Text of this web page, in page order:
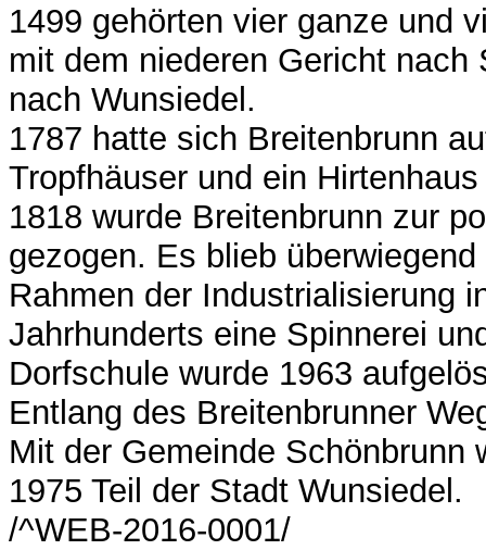
1499 gehörten vier ganze und
mit dem niederen Gericht
nach Wunsiedel.
1787 hatte sich Breitenbrunn
Tropfhäuser und ein
1818 wurde Breitenbrunn zur
gezogen. Es blieb
Rahmen der Industrialisierung
Jahrhunderts eine Spinnerei
Dorfschule wurde 1963
Entlang des Breitenbrunner
Mit der Gemeinde Schönbrunn
1975 Teil der Stadt Wunsiedel.
/^WEB-2016-0001/